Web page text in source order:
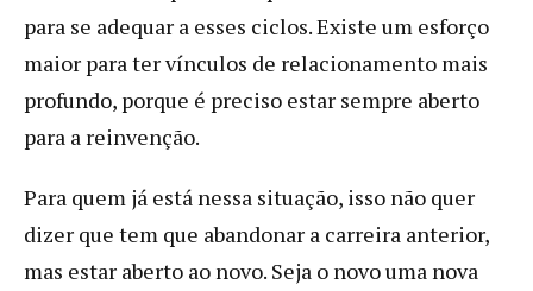
para se adequar a esses ciclos. Existe um esforço
maior para ter vínculos de relacionamento mais
profundo, porque é preciso estar sempre aberto
para a reinvenção.
Para quem já está nessa situação, isso não quer
dizer que tem que abandonar a carreira anterior,
mas estar aberto ao novo. Seja o novo uma nova